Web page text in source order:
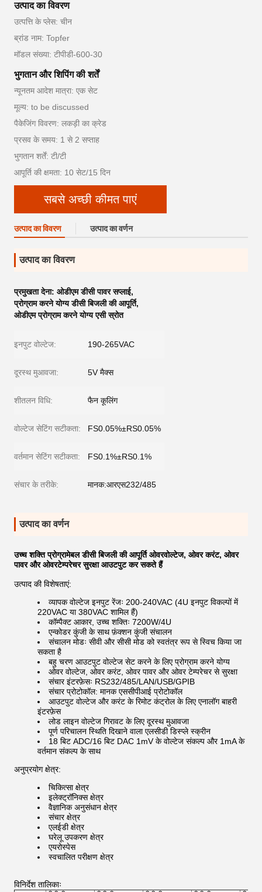
उत्पाद का विवरण
उत्पत्ति के प्लेस: चीन
ब्रांड नाम: Topfer
मॉडल संख्या: टीपीडी-600-30
भुगतान और शिपिंग की शर्तें
न्यूनतम आदेश मात्रा: एक सेट
मूल्य: to be discussed
पैकेजिंग विवरण: लकड़ी का क्रेड
प्रसव के समय: 1 से 2 सप्ताह
भुगतान शर्तें: टी/टी
आपूर्ति की क्षमता: 10 सेट/15 दिन
सबसे अच्छी कीमत पाएं
उत्पाद का विवरण उत्पाद का वर्णन
उत्पाद का विवरण
प्रमुखता देना: ओडीएम डीसी पावर सप्लाई,
प्रोग्राम करने योग्य डीसी बिजली की आपूर्ति,
ओडीएम प्रोग्राम करने योग्य एसी स्रोत
इनपुट वोल्टेज: 190-265VAC
दूरस्थ मुआवजा: 5V मैक्स
शीतलन विधि: फैन कूलिंग
वोल्टेज सेटिंग सटीकता: FS0.05%±RS0.05%
वर्तमान सेटिंग सटीकता: FS0.1%±RS0.1%
संचार के तरीके: मानक:आरएस232/485
उत्पाद का वर्णन
उच्च शक्ति प्रोग्रामेबल डीसी बिजली की आपूर्ति ओवरवोल्टेज, ओवर करंट, ओवर
पावर और ओवरटेम्परेचर सुरक्षा आउटपुट कर सकते हैं
उत्पाद की विशेषताएं:
व्यापक वोल्टेज इनपुट रेंजः 200-240VAC (4U इनपुट विकल्पों में
220VAC या 380VAC शामिल हैं)
कॉम्पैक्ट आकार, उच्च शक्तिः 7200W/4U
एन्कोडर कुंजी के साथ फ़ंक्शन कुंजी संचालन
संचालन मोडः सीवी और सीसी मोड को स्वतंत्र रूप से स्विच किया जा
सकता है
बहु चरण आउटपुट वोल्टेज सेट करने के लिए प्रोग्राम करने योग्य
ओवर वोल्टेज, ओवर करंट, ओवर पावर और ओवर टेम्परेचर से सुरक्षा
संचार इंटरफ़ेसः RS232/485/LAN/USB/GPIB
संचार प्रोटोकॉल: मानक एससीपीआई प्रोटोकॉल
आउटपुट वोल्टेज और करंट के रिमोट कंट्रोल के लिए एनालॉग बाहरी
इंटरफ़ेस
लोड लाइन वोल्टेज गिरावट के लिए दूरस्थ मुआवजा
पूर्ण परिचालन स्थिति दिखाने वाला एलसीडी डिस्प्ले स्क्रीन
18 बिट ADC/16 बिट DAC 1mV के वोल्टेज संकल्प और 1mA के
वर्तमान संकल्प के साथ
अनुप्रयोग क्षेत्र:
चिकित्सा क्षेत्र
इलेक्ट्रॉनिक्स क्षेत्र
वैज्ञानिक अनुसंधान क्षेत्र
संचार क्षेत्र
एलईडी क्षेत्र
घरेलू उपकरण क्षेत्र
एयरोस्पेस
स्वचालित परीक्षण क्षेत्र
विनिर्देश तालिकाः